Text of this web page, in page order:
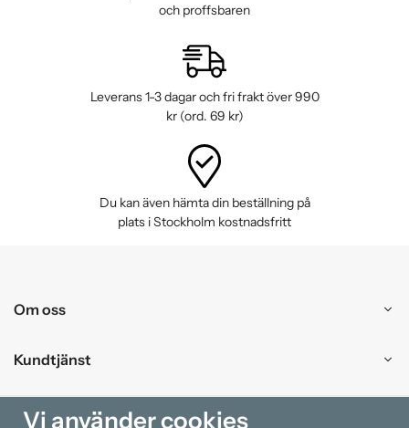
och proffsbaren
Leverans 1-3 dagar och fri frakt över 990
kr (ord. 69 kr)
Du kan även hämta din beställning på
plats i Stockholm kostnadsfritt
Om oss
Kundtjänst
Handla
Vi använder cookies